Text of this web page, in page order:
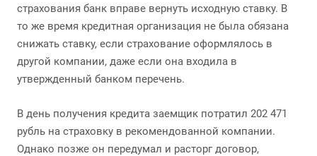
страхования банк вправе вернуть исходную ставку. В
то же время кредитная организация не была обязана
снижать ставку, если страхование оформлялось в
другой компании, даже если она входила в
утвержденный банком перечень.
В день получения кредита заемщик потратил 202 471
рубль на страховку в рекомендованной компании.
Однако позже он передумал и расторг договор,